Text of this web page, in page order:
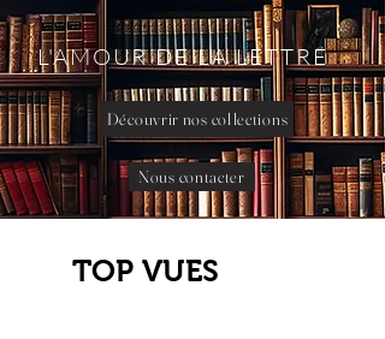
L'AMOUR DE LA LETTRE
Découvrir nos collections
Nous contacter
TOP VUES